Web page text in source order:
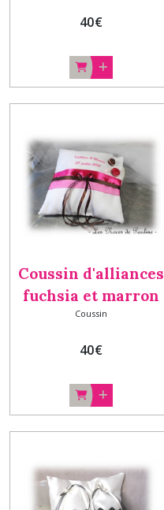
40€
Coussin d'alliances
fuchsia et marron
Personnalisé
porte-alliances
macarons
Coussin
40€